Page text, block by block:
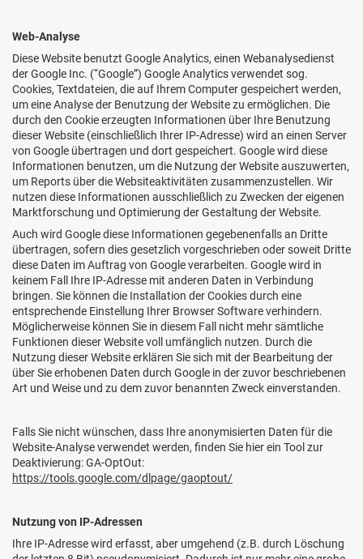
Web-Analyse
Diese Website benutzt Google Analytics, einen Webanalysedienst
der Google Inc. (“Google”) Google Analytics verwendet sog.
Cookies, Textdateien, die auf Ihrem Computer gespeichert werden,
um eine Analyse der Benutzung der Website zu ermöglichen. Die
durch den Cookie erzeugten Informationen über Ihre Benutzung
dieser Website (einschließlich Ihrer IP-Adresse) wird an einen Server
von Google übertragen und dort gespeichert. Google wird diese
Informationen benutzen, um die Nutzung der Website auszuwerten,
um Reports über die Websiteaktivitäten zusammenzustellen. Wir
nutzen diese Informationen ausschließlich zu Zwecken der eigenen
Marktforschung und Optimierung der Gestaltung der Website.
Auch wird Google diese Informationen gegebenenfalls an Dritte
übertragen, sofern dies gesetzlich vorgeschrieben oder soweit Dritte
diese Daten im Auftrag von Google verarbeiten. Google wird in
keinem Fall Ihre IP-Adresse mit anderen Daten in Verbindung
bringen. Sie können die Installation der Cookies durch eine
entsprechende Einstellung Ihrer Browser Software verhindern.
Möglicherweise können Sie in diesem Fall nicht mehr sämtliche
Funktionen dieser Website voll umfänglich nutzen. Durch die
Nutzung dieser Website erklären Sie sich mit der Bearbeitung der
über Sie erhobenen Daten durch Google in der zuvor beschriebenen
Art und Weise und zu dem zuvor benannten Zweck einverstanden.
Falls Sie nicht wünschen, dass Ihre anonymisierten Daten für die
Website-Analyse verwendet werden, finden Sie hier ein Tool zur
Deaktivierung: GA-OptOut:
https://tools.google.com/dlpage/gaoptout/
Nutzung von IP-Adressen
Ihre IP-Adresse wird erfasst, aber umgehend (z.B. durch Löschung